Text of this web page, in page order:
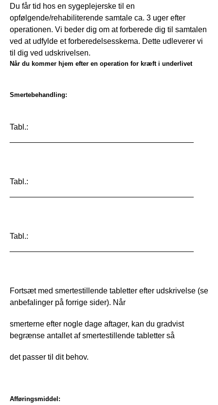
Du får tid hos en sygeplejerske til en
opfølgende/rehabiliterende samtale ca. 3 uger efter
operationen. Vi beder dig om at forberede dig til samtalen
ved at udfylde et forberedelsesskema. Dette udleverer vi
til dig ved udskrivelsen.
Når du kommer hjem efter en operation for kræft i underlivet
Smertebehandling:
Tabl.:
Tabl.:
Tabl.:
Fortsæt med smertestillende tabletter efter udskrivelse (se
anbefalinger på forrige sider). Når
smerterne efter nogle dage aftager, kan du gradvist
begrænse antallet af smertestillende tabletter så
det passer til dit behov.
Afføringsmiddel: